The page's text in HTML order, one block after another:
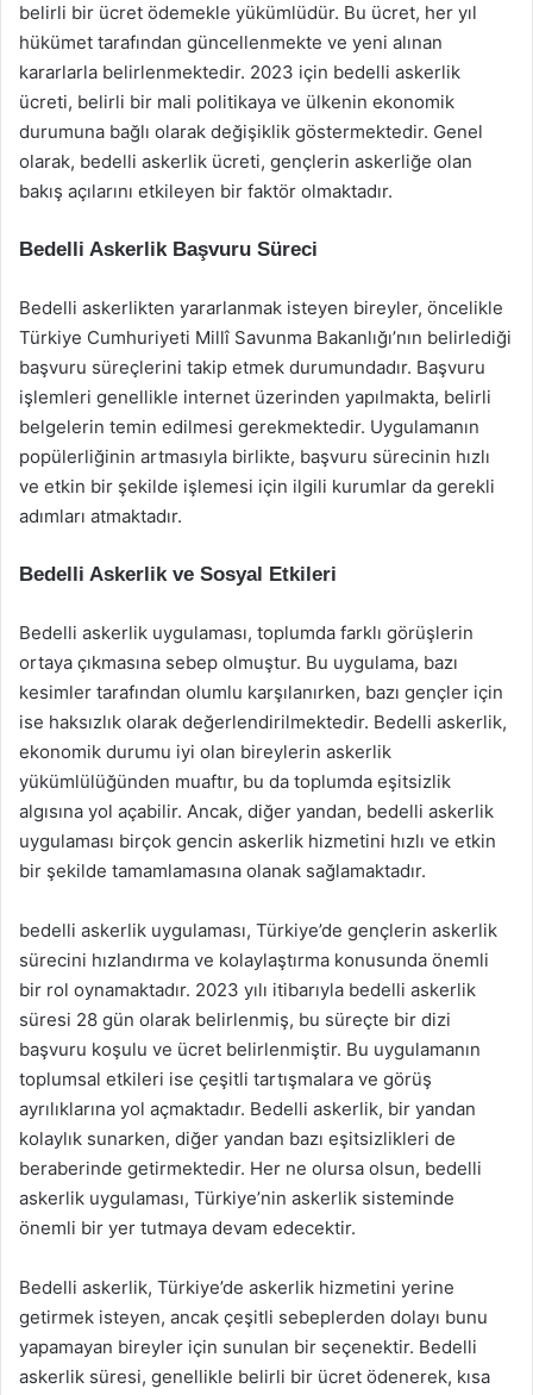
belirli bir ücret ödemekle yükümlüdür. Bu ücret, her yıl
hükümet tarafından güncellenmekte ve yeni alınan
kararlarla belirlenmektedir. 2023 için bedelli askerlik
ücreti, belirli bir mali politikaya ve ülkenin ekonomik
durumuna bağlı olarak değişiklik göstermektedir. Genel
olarak, bedelli askerlik ücreti, gençlerin askerliğe olan
bakış açılarını etkileyen bir faktör olmaktadır.
Bedelli Askerlik Başvuru Süreci
Bedelli askerlikten yararlanmak isteyen bireyler, öncelikle
Türkiye Cumhuriyeti Millî Savunma Bakanlığı’nın belirlediği
başvuru süreçlerini takip etmek durumundadır. Başvuru
işlemleri genellikle internet üzerinden yapılmakta, belirli
belgelerin temin edilmesi gerekmektedir. Uygulamanın
popülerliğinin artmasıyla birlikte, başvuru sürecinin hızlı
ve etkin bir şekilde işlemesi için ilgili kurumlar da gerekli
adımları atmaktadır.
Bedelli Askerlik ve Sosyal Etkileri
Bedelli askerlik uygulaması, toplumda farklı görüşlerin
ortaya çıkmasına sebep olmuştur. Bu uygulama, bazı
kesimler tarafından olumlu karşılanırken, bazı gençler için
ise haksızlık olarak değerlendirilmektedir. Bedelli askerlik,
ekonomik durumu iyi olan bireylerin askerlik
yükümlülüğünden muaftır, bu da toplumda eşitsizlik
algısına yol açabilir. Ancak, diğer yandan, bedelli askerlik
uygulaması birçok gencin askerlik hizmetini hızlı ve etkin
bir şekilde tamamlamasına olanak sağlamaktadır.
bedelli askerlik uygulaması, Türkiye’de gençlerin askerlik
sürecini hızlandırma ve kolaylaştırma konusunda önemli
bir rol oynamaktadır. 2023 yılı itibarıyla bedelli askerlik
süresi 28 gün olarak belirlenmiş, bu süreçte bir dizi
başvuru koşulu ve ücret belirlenmiştir. Bu uygulamanın
toplumsal etkileri ise çeşitli tartışmalara ve görüş
ayrılıklarına yol açmaktadır. Bedelli askerlik, bir yandan
kolaylık sunarken, diğer yandan bazı eşitsizlikleri de
beraberinde getirmektedir. Her ne olursa olsun, bedelli
askerlik uygulaması, Türkiye’nin askerlik sisteminde
önemli bir yer tutmaya devam edecektir.
Bedelli askerlik, Türkiye’de askerlik hizmetini yerine
getirmek isteyen, ancak çeşitli sebeplerden dolayı bunu
yapamayan bireyler için sunulan bir seçenektir. Bedelli
askerlik süresi, genellikle belirli bir ücret ödenerek, kısa